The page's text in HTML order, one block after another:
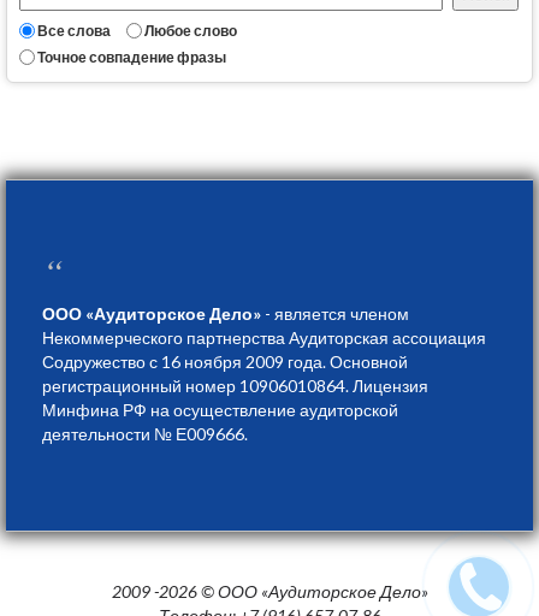
Все слова
Любое слово
Точное совпадение фразы
“
ООО «Аудиторское Дело» - является членом
Некоммерческого партнерства Аудиторская ассоциация
Содружество с 16 ноября 2009 года. Основной
регистрационный номер 10906010864. Лицензия
Минфина РФ на осуществление аудиторской
деятельности № Е009666.
2009 -2026 © ООО «Аудиторское Дело»